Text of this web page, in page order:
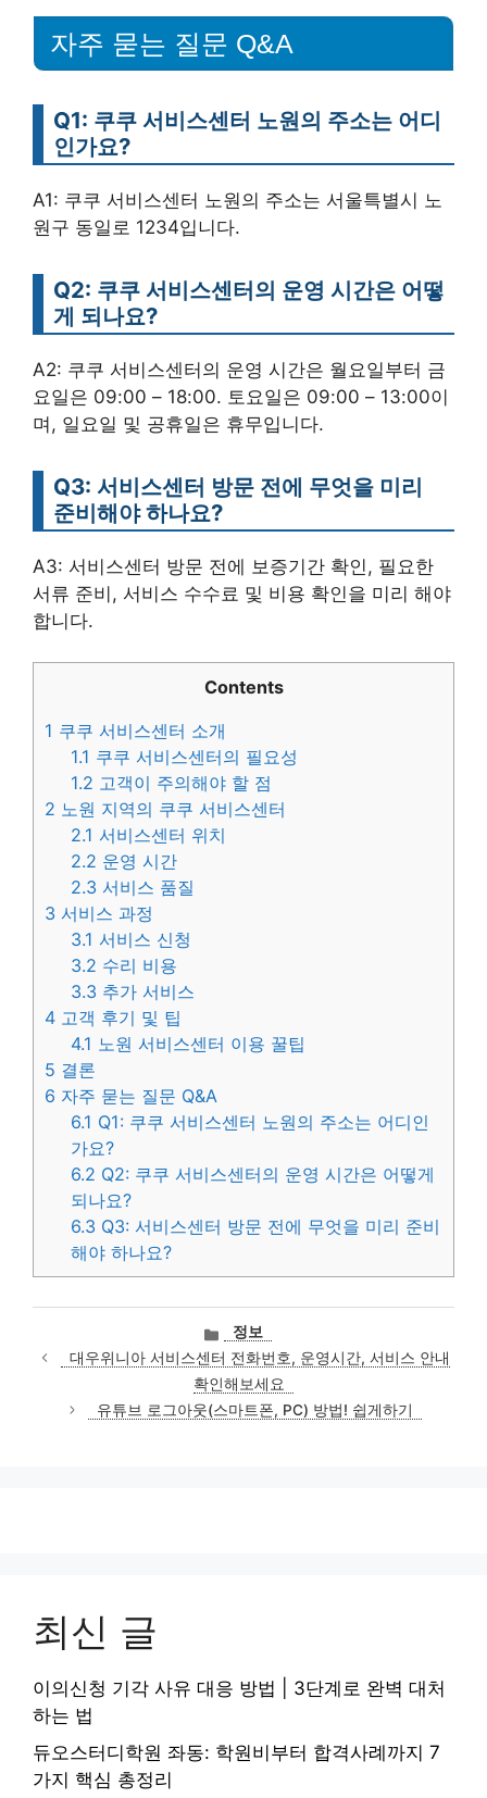
자주 묻는 질문 Q&A
Q1: 쿠쿠 서비스센터 노원의 주소는 어디
인가요?
A1: 쿠쿠 서비스센터 노원의 주소는 서울특별시 노
원구 동일로 1234입니다.
Q2: 쿠쿠 서비스센터의 운영 시간은 어떻
게 되나요?
A2: 쿠쿠 서비스센터의 운영 시간은 월요일부터 금
요일은 09:00 – 18:00. 토요일은 09:00 – 13:00이
며, 일요일 및 공휴일은 휴무입니다.
Q3: 서비스센터 방문 전에 무엇을 미리
준비해야 하나요?
A3: 서비스센터 방문 전에 보증기간 확인, 필요한
서류 준비, 서비스 수수료 및 비용 확인을 미리 해야
합니다.
Contents
1 쿠쿠 서비스센터 소개
1.1 쿠쿠 서비스센터의 필요성
1.2 고객이 주의해야 할 점
2 노원 지역의 쿠쿠 서비스센터
2.1 서비스센터 위치
2.2 운영 시간
2.3 서비스 품질
3 서비스 과정
3.1 서비스 신청
3.2 수리 비용
3.3 추가 서비스
4 고객 후기 및 팁
4.1 노원 서비스센터 이용 꿀팁
5 결론
6 자주 묻는 질문 Q&A
6.1 Q1: 쿠쿠 서비스센터 노원의 주소는 어디인
가요?
6.2 Q2: 쿠쿠 서비스센터의 운영 시간은 어떻게
되나요?
6.3 Q3: 서비스센터 방문 전에 무엇을 미리 준비
해야 하나요?
카
테
고
리
정보
대우위니아 서비스센터 전화번호, 운영시간, 서비스 안내
확인해보세요
유튜브 로그아웃(스마트폰, PC) 방법! 쉽게하기
최신 글
이의신청 기각 사유 대응 방법 | 3단계로 완벽 대처
하는 법
듀오스터디학원 좌동: 학원비부터 합격사례까지 7
가지 핵심 총정리